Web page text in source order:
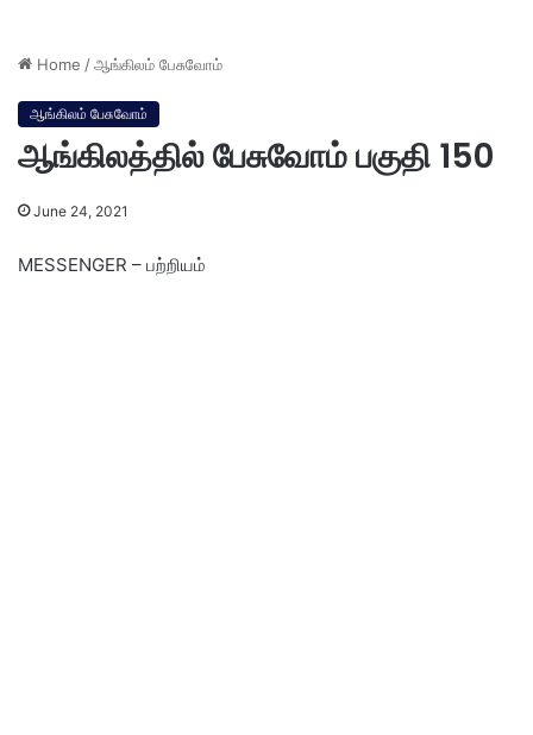
Home /ஆங்கிலம் பேசுவோம்
ஆங்கிலம் பேசுவோம்
ஆங்கிலத்தில் பேசுவோம் பகுதி 150
June 24, 2021
MESSENGER – பற்றியம்